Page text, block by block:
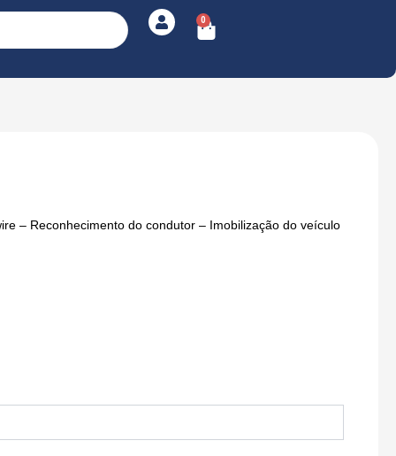
0
Cart
– Reconhecimento do condutor – Imobilização do veículo